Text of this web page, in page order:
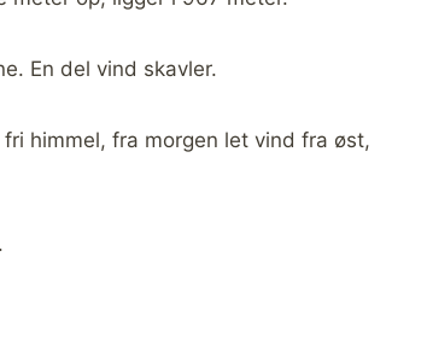
En del vind skavler.
himmel, fra morgen let vind fra øst,